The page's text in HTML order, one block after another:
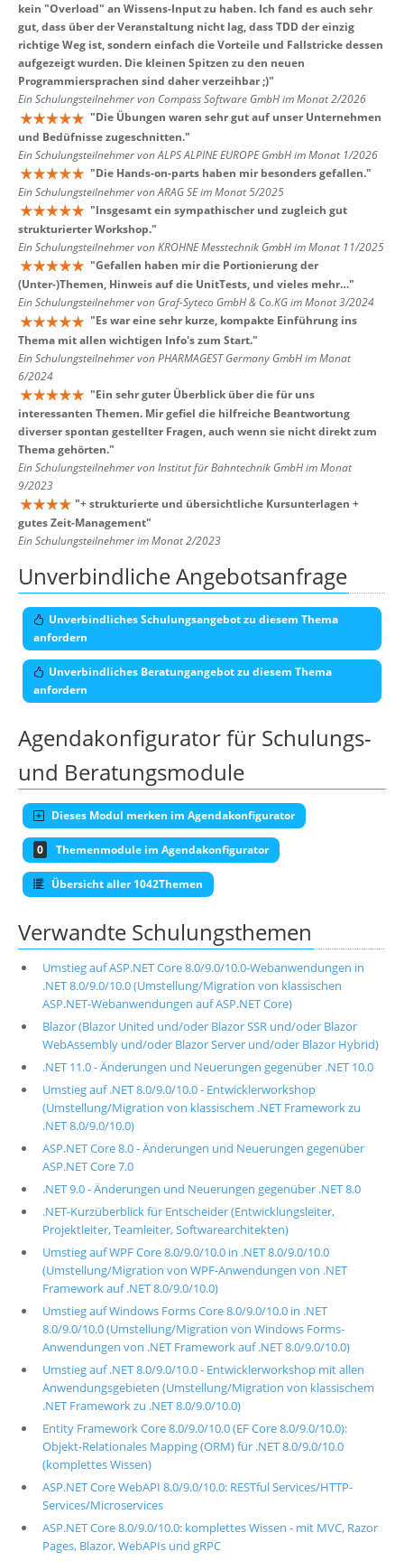
kein "Overload" an Wissens-Input zu haben. Ich fand es auch sehr
gut, dass über der Veranstaltung nicht lag, dass TDD der einzig
richtige Weg ist, sondern einfach die Vorteile und Fallstricke dessen
aufgezeigt wurden. Die kleinen Spitzen zu den neuen
Programmiersprachen sind daher verzeihbar ;)"
Ein Schulungsteilnehmer von Compass Software GmbH im Monat 2/2026
"Die Übungen waren sehr gut auf unser Unternehmen
und Bedüfnisse zugeschnitten."
Ein Schulungsteilnehmer von ALPS ALPINE EUROPE GmbH im Monat 1/2026
"Die Hands-on-parts haben mir besonders gefallen."
Ein Schulungsteilnehmer von ARAG SE im Monat 5/2025
"Insgesamt ein sympathischer und zugleich gut
strukturierter Workshop."
Ein Schulungsteilnehmer von KROHNE Messtechnik GmbH im Monat 11/2025
"Gefallen haben mir die Portionierung der
(Unter-)Themen, Hinweis auf die UnitTests, und vieles mehr…"
Ein Schulungsteilnehmer von Graf-Syteco GmbH & Co.KG im Monat 3/2024
"Es war eine sehr kurze, kompakte Einführung ins
Thema mit allen wichtigen Info's zum Start."
Ein Schulungsteilnehmer von PHARMAGEST Germany GmbH im Monat
6/2024
"Ein sehr guter Überblick über die für uns
interessanten Themen. Mir gefiel die hilfreiche Beantwortung
diverser spontan gestellter Fragen, auch wenn sie nicht direkt zum
Thema gehörten."
Ein Schulungsteilnehmer von Institut für Bahntechnik GmbH im Monat
9/2023
"+ strukturierte und übersichtliche Kursunterlagen +
gutes Zeit-Management"
Ein Schulungsteilnehmer im Monat 2/2023
Unverbindliche Angebotsanfrage
Unverbindliches Schulungsangebot zu diesem Thema
anfordern
Unverbindliches Beratungangebot zu diesem Thema
anfordern
Agendakonfigurator für Schulungs-
und Beratungsmodule
Dieses Modul merken im Agendakonfigurator
0 Themenmodule im Agendakonfigurator
Übersicht aller 1042Themen
Verwandte Schulungsthemen
Umstieg auf ASP.NET Core 8.0/9.0/10.0-Webanwendungen in
.NET 8.0/9.0/10.0 (Umstellung/Migration von klassischen
ASP.NET-Webanwendungen auf ASP.NET Core)
Blazor (Blazor United und/oder Blazor SSR und/oder Blazor
WebAssembly und/oder Blazor Server und/oder Blazor Hybrid)
.NET 11.0 - Änderungen und Neuerungen gegenüber .NET 10.0
Umstieg auf .NET 8.0/9.0/10.0 - Entwicklerworkshop
(Umstellung/Migration von klassischem .NET Framework zu
.NET 8.0/9.0/10.0)
ASP.NET Core 8.0 - Änderungen und Neuerungen gegenüber
ASP.NET Core 7.0
.NET 9.0 - Änderungen und Neuerungen gegenüber .NET 8.0
.NET-Kurzüberblick für Entscheider (Entwicklungsleiter,
Projektleiter, Teamleiter, Softwarearchitekten)
Umstieg auf WPF Core 8.0/9.0/10.0 in .NET 8.0/9.0/10.0
(Umstellung/Migration von WPF-Anwendungen von .NET
Framework auf .NET 8.0/9.0/10.0)
Umstieg auf Windows Forms Core 8.0/9.0/10.0 in .NET
8.0/9.0/10.0 (Umstellung/Migration von Windows Forms-
Anwendungen von .NET Framework auf .NET 8.0/9.0/10.0)
Umstieg auf .NET 8.0/9.0/10.0 - Entwicklerworkshop mit allen
Anwendungsgebieten (Umstellung/Migration von klassischem
.NET Framework zu .NET 8.0/9.0/10.0)
Entity Framework Core 8.0/9.0/10.0 (EF Core 8.0/9.0/10.0):
Objekt-Relationales Mapping (ORM) für .NET 8.0/9.0/10.0
(komplettes Wissen)
ASP.NET Core WebAPI 8.0/9.0/10.0: RESTful Services/HTTP-
Services/Microservices
ASP.NET Core 8.0/9.0/10.0: komplettes Wissen - mit MVC, Razor
Pages, Blazor, WebAPIs und gRPC